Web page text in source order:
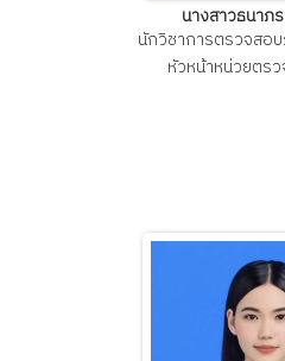
นางสาวธนาภ
นักวิชาการตรวจสอ
หัวหน้าหน่วยตร